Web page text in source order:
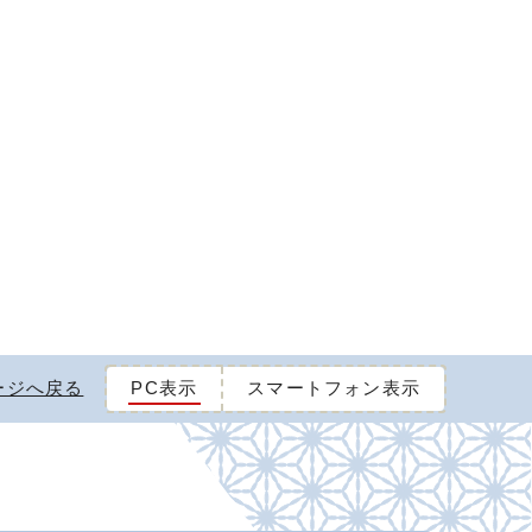
ジへ戻る PC表示 スマートフォン表示